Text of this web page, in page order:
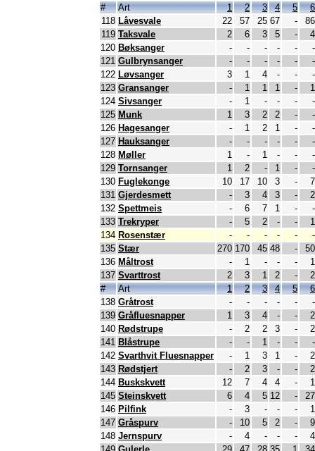
#
Art 1 2 3 4 5
6
118 Låvesvale 22 57 25 67 -
86
119 Taksvale 2 6 3 5 -
4
120 Bøksanger - - - - -
-
121 Gulbrynsanger - - - - -
-
122 Løvsanger 3 1 4 - -
-
123 Gransanger - 1 1 1 -
1
124 Sivsanger - 1 - - -
-
125 Munk 1 3 2 2 -
-
126 Hagesanger - 1 2 1 -
-
127 Hauksanger - - - - -
-
128 Møller 1 - 1 - -
-
129 Tornsanger 1 2 - 1 -
-
130 Fuglekonge 10 17 10 3 -
7
131 Gjerdesmett - 3 4 3 -
2
132 Spettmeis - 6 7 1 -
-
133 Trekryper - 5 2 - -
1
134 Rosenstær - - - - -
-
135 Stær 270 170 45 48 -
50
136 Måltrost - 1 - - -
1
137 Svarttrost 2 3 1 2 -
2
#
Art 1 2 3 4 5
6
138 Gråtrost - - - - -
-
139 Gråfluesnapper 1 3 4 - -
2
140 Rødstrupe - 2 2 3 -
2
141 Blåstrupe - - 1 - -
-
142 Svarthvit Fluesnapper - 1 3 1 -
2
143 Rødstjert - 2 3 - -
2
144 Buskskvett 12 7 4 4 -
1
145 Steinskvett 6 4 5 12 -
27
146 Pilfink - 3 - - -
1
147 Gråspurv - 10 5 2 -
9
148 Jernspurv - 4 - - -
4